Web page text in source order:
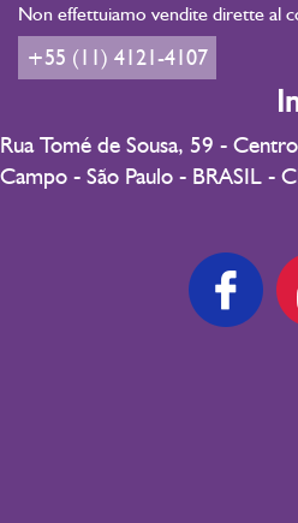
Non effettuiamo vendite dirette al
+55 (11) 4121-4107
Rua Tomé de Sousa, 59 -
Campo - São Paulo - BRASIL -